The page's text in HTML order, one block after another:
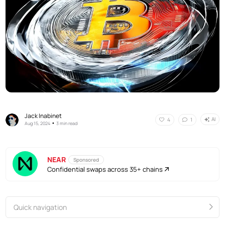
Jack Inabinet
Aug 15, 2024 •3 min read
4 1 AI
NEAR Sponsored
Confidential swaps across 35+ chains
Quick navigation